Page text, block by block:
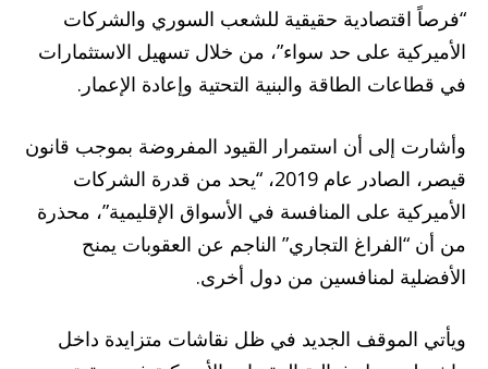
“فرصاً اقتصادية حقيقية للشعب السوري والشركات
الأميركية على حد سواء”، من خلال تسهيل الاستثمارات
في قطاعات الطاقة والبنية التحتية وإعادة الإعمار.
وأشارت إلى أن استمرار القيود المفروضة بموجب قانون
قيصر، الصادر عام 2019، “يحد من قدرة الشركات
الأميركية على المنافسة في الأسواق الإقليمية”، محذرة
من أن “الفراغ التجاري” الناجم عن العقوبات يمنح
الأفضلية لمنافسين من دول أخرى.
ويأتي الموقف الجديد في ظل نقاشات متزايدة داخل